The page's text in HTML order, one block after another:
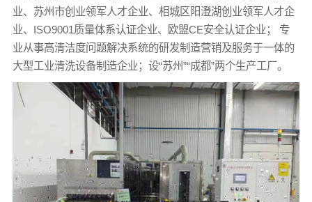
业、苏州市创业领军人才企业、相城区阳澄湖创业领军人才企
业、ISO9001质量体系认证企业、欧盟CE安全认证企业； 专
业从事高清洁度问题解决系统的研发制造营销及服务于一体的
大型工业清洗设备制造企业；设“苏州”“成都”两个生产工厂。